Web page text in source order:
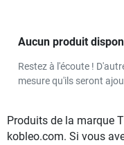
Aucun produit
Restez à l'écoute !
mesure qu'ils seront
Produits de la marque
kobleo.com. Si vous